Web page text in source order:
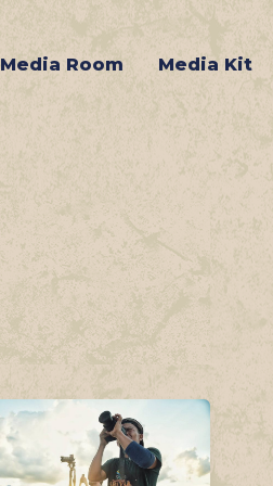
Media Room Media Kit